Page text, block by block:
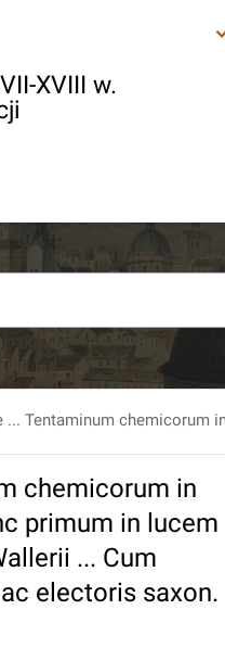
XVIII w.
chemicorum in
primum in lucem
... Cum
electoris saxon.